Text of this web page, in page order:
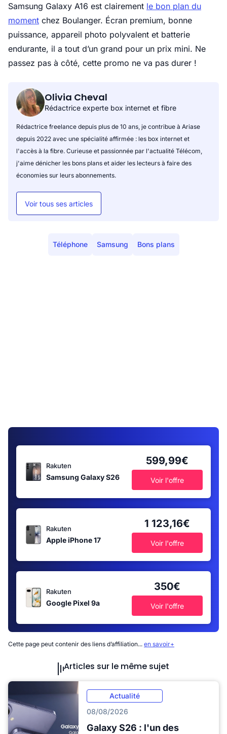
Samsung Galaxy A16 est clairement le bon plan du
moment chez Boulanger. Écran premium, bonne
puissance, appareil photo polyvalent et batterie
endurante, il a tout d’un grand pour un prix mini. Ne
passez pas à côté, cette promo ne va pas durer !
Olivia Cheval
Rédactrice experte box internet et fibre
Rédactrice freelance depuis plus de 10 ans, je contribue à Ariase
depuis 2022 avec une spécialité affirmée : les box internet et
l'accès à la fibre. Curieuse et passionnée par l'actualité Télécom,
j'aime dénicher les bons plans et aider les lecteurs à faire des
économies sur leurs abonnements.
Voir tous ses articles
Téléphone Samsung Bons plans
Rakuten
Samsung Galaxy S26
599,99€
Voir l'offre
Rakuten
Apple iPhone 17
1 123,16€
Voir l'offre
Rakuten
Google Pixel 9a
350€
Voir l'offre
Cette page peut contenir des liens d’affiliation... en savoir+
Articles sur le même sujet
Actualité
08/08/2026
Galaxy S26 : l'un des